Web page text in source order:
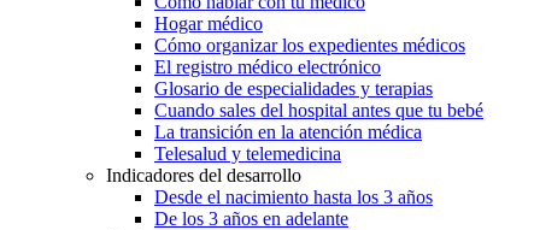
Hogar médico
Cómo organizar los expedientes médicos
El registro médico electrónico
Glosario de especialidades y terapias
Cuando sales del hospital antes que tu bebé
La transición en la atención médica
Telesalud y telemedicina
Indicadores del desarrollo
Desde el nacimiento hasta los 3 años
De los 3 años en adelante